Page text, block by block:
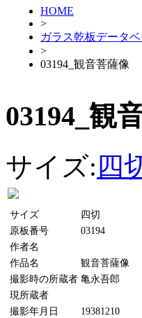
HOME
>
ガラス乾板データベ
>
03194_観音菩薩像
03194_観
サイズ: 四
サイズ
四切
原板番号
03194
作者名
作品名
観音菩薩像
撮影時の所蔵者 亀永吾郎
現所蔵者
撮影年月日
19381210